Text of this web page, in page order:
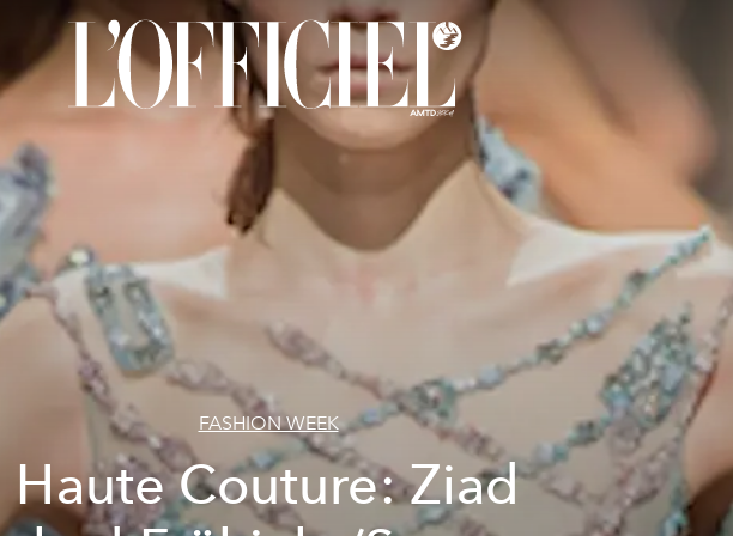
FASHION WEEK
Haute Couture: Ziad